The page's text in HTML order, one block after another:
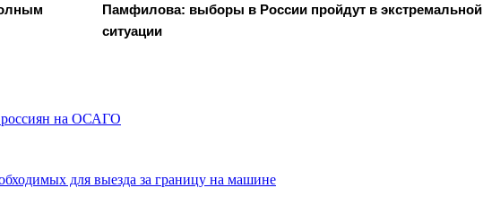
Памфилова: выборы в России пройдут в экстремальной
ситуации
на ОСАГО
для выезда за границу на машине